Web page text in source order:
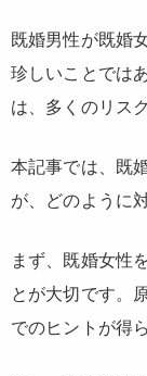
既婚男性が既婚
珍しいことでは
は、多くのリス
本記事では、既
が、どのように
まず、既婚女性
とが大切です。
でのヒントが得